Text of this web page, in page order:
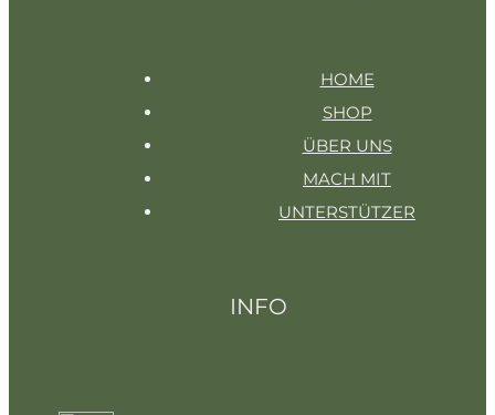
HOME
SHOP
ÜBER UNS
MACH MIT
UNTERSTÜTZER
INFO